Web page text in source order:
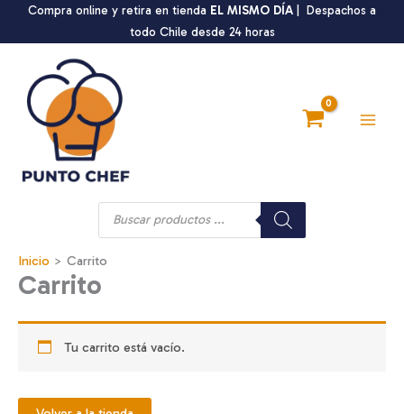
Compra online y retira en tienda EL MISMO DÍA | Despachos a
todo Chile desde 24 horas
Búsqueda
Inicio
Carrito
Carrito
Tu carrito está vacío.